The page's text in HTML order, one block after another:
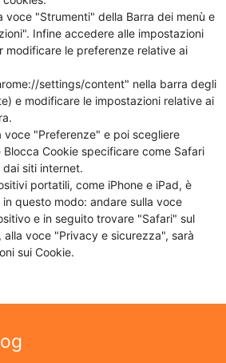
voce "Strumenti" della Barra dei menù e
Infine accedere alle impostazioni
modificare le preferenze relative ai
settings/content" nella barra degli
e modificare le impostazioni relative ai
voce "Preferenze" e poi scegliere
Cookie specificare come Safari
siti internet.
portatili, come iPhone e iPad, è
questo modo: andare sulla voce
e in seguito trovare "Safari" sul
alla voce "Privacy e sicurezza", sarà
sui Cookie.